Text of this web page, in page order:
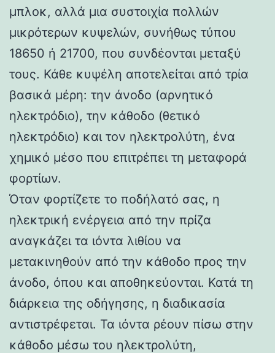
μπλοκ, αλλά μια συστοιχία πολλών
μικρότερων κυψελών, συνήθως τύπου
18650 ή 21700, που συνδέονται μεταξύ
τους. Κάθε κυψέλη αποτελείται από τρία
βασικά μέρη: την άνοδο (αρνητικό
ηλεκτρόδιο), την κάθοδο (θετικό
ηλεκτρόδιο) και τον ηλεκτρολύτη, ένα
χημικό μέσο που επιτρέπει τη μεταφορά
φορτίων.
Όταν φορτίζετε το ποδήλατό σας, η
ηλεκτρική ενέργεια από την πρίζα
αναγκάζει τα ιόντα λιθίου να
μετακινηθούν από την κάθοδο προς την
άνοδο, όπου και αποθηκεύονται. Κατά τη
διάρκεια της οδήγησης, η διαδικασία
αντιστρέφεται. Τα ιόντα ρέουν πίσω στην
κάθοδο μέσω του ηλεκτρολύτη,